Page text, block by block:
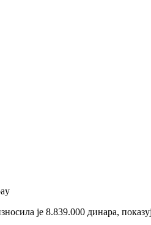
је 8.839.000 динара,